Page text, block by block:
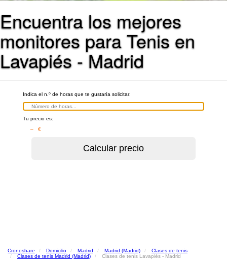
Encuentra los mejores
monitores para Tenis en
Lavapiés - Madrid
Indica el n.º de horas que te gustaría solicitar:
Tu precio es:
– €
Cronoshare Domicilio Madrid Madrid (Madrid)
Clases de tenis
Clases de tenis Madrid (Madrid)
Clases de tenis Lavapiés - Madrid